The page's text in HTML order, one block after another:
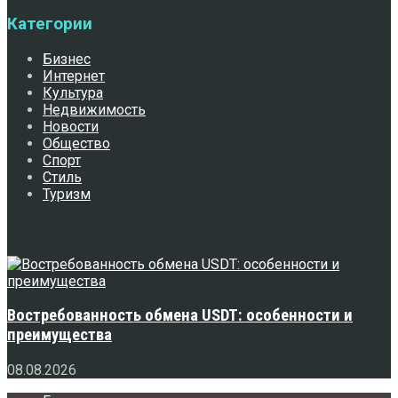
Категории
Бизнес
Интернет
Культура
Недвижимость
Новости
Общество
Спорт
Стиль
Туризм
Востребованность обмена USDT: особенности и
преимущества
08.08.2026